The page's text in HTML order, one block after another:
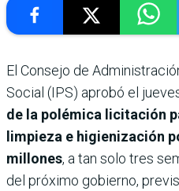
El Consejo de
Social (IPS) aprobó el
de la polémica licitación
limpieza e higienización
millones, a tan solo tres
del próximo gobierno,